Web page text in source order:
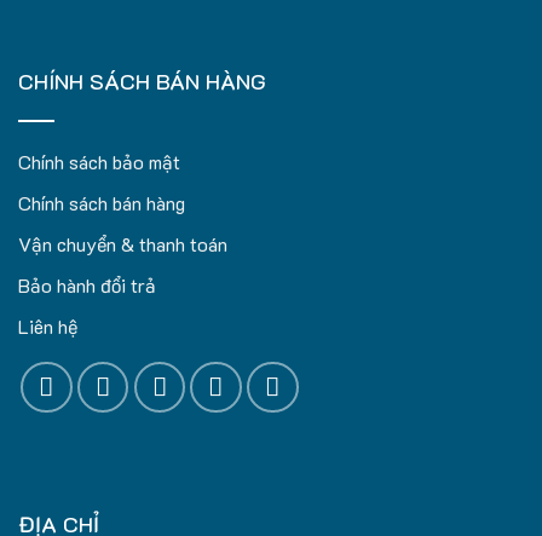
CHÍNH SÁCH BÁN HÀNG
Chính sách bảo mật
Chính sách bán hàng
Vận chuyển & thanh toán
Bảo hành đổi trả
Liên hệ
ĐỊA CHỈ